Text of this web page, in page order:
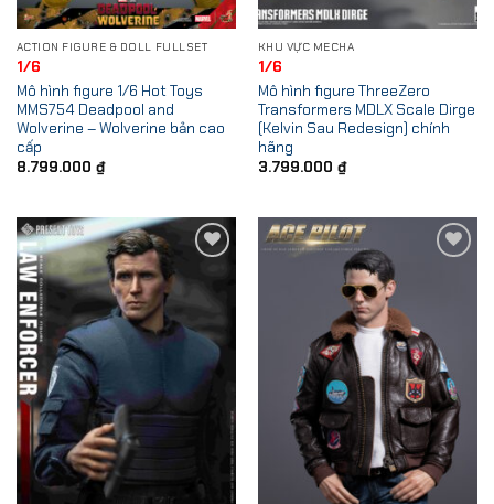
ACTION FIGURE & DOLL FULLSET
1/6
Mô hình figure 1/6 Hot Toys
MMS754 Deadpool and
Wolverine – Wolverine bản cao
cấp
8.799.000 ₫
KHU VỰC MECHA
1/6
Mô hình figure ThreeZero
Transformers MDLX Scale Dirge
(Kelvin Sau Redesign) chính
hãng
3.799.000 ₫